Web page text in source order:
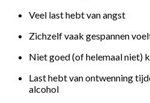
Veel last hebt van angst
Zichzelf vaak gespannen
Niet goed (of helemaal niet)
Last hebt van ontwenning
alcohol